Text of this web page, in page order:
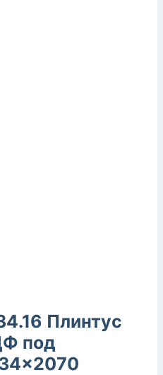
Плинтус
под